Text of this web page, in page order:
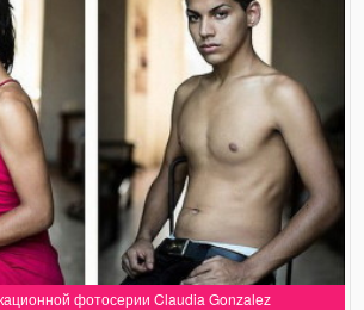
фотосерии Claudia Gonzalez